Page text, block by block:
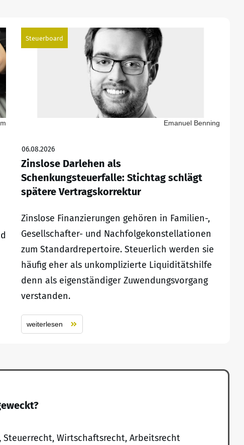
Steuerboard
Emanuel Benning
06.08.2026
Zinslose Darlehen als
Schenkungsteuerfalle: Stichtag schlägt
spätere Vertragskorrektur
Zinslose Finanzierungen gehören in Familien-,
Gesellschafter- und Nachfolgekonstellationen
zum Standardrepertoire. Steuerlich werden sie
häufig eher als unkomplizierte Liquiditätshilfe
denn als eigenständiger Zuwendungsvorgang
verstanden.
weiterlesen
Wirtschaftsrecht, Arbeitsrecht